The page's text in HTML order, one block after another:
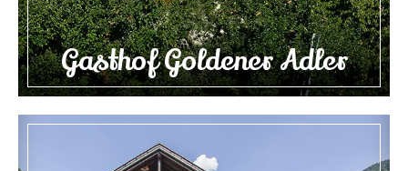
Gasthof Goldener Adler